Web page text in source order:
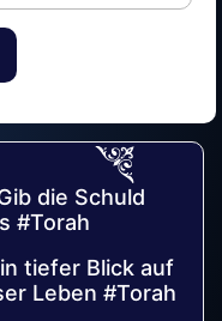
die Schuld
#Torah
tiefer Blick auf
Leben #Torah